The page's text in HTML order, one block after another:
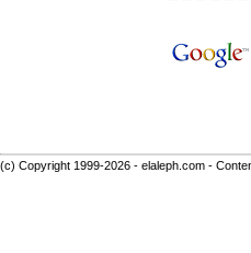
(c) Copyright 1999-2026 - elaleph.com -